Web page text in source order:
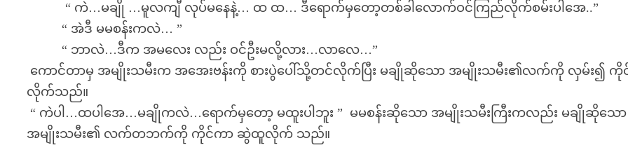
“ ကဲ…မချို …မူလကျီ လုပ်မနေနဲ့… ထ ထ… ဒီရောက်မှတော့တစ်ခါလောက်ဝင်ကြည်လိုက်စမ်းပါအေ..”
“ အဲဒီ မမစန်းကလဲ… ”
“ ဘာလဲ…ဒီက အမလေး လည်း ဝင်ဦးမလို့လား…လာလေ…”
ကောင်တာမှ အမျိုးသမီးက အအေးဗန်းကို စားပွဲပေါ်သို့တင်လိုက်ပြီး မချိုဆိုသော အမျိုးသမီး၏လက်ကို လှမ်း၍ ကို
လိုက်သည်။
“ ကဲပါ…ထပါအေ…မချိုကလဲ…ရောက်မှတော့ မထူးပါဘူး ” မမစန်းဆိုသော အမျိုးသမီးကြီးကလည်း မချိုဆိုသော
အမျိုးသမီး၏ လက်တဘက်ကို ကိုင်ကာ ဆွဲထူလိုက် သည်။